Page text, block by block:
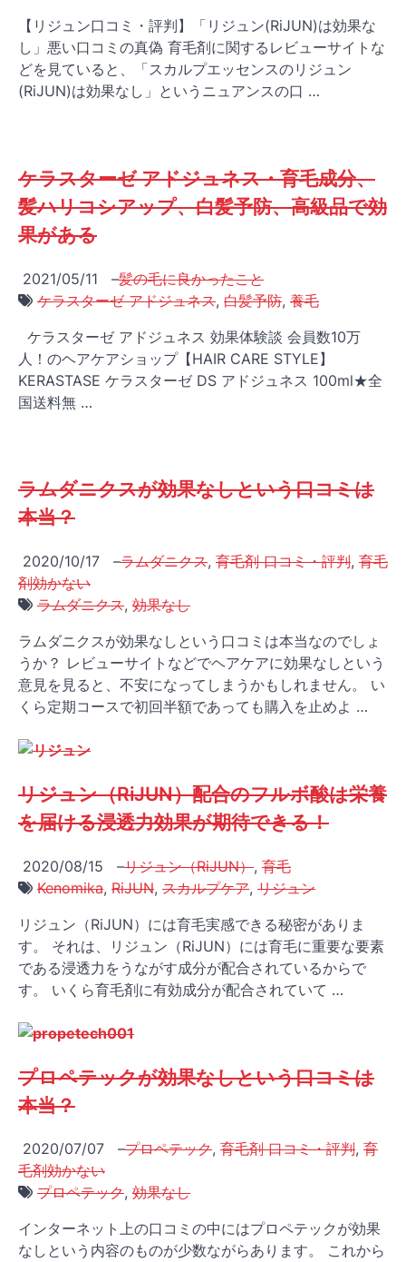
【リジュン口コミ・評判】「リジュン(RiJUN)は効果な
し」悪い口コミの真偽 育毛剤に関するレビューサイトな
どを見ていると、「スカルプエッセンスのリジュン
(RiJUN)は効果なし」というニュアンスの口 …
ケラスターゼ アドジュネス・育毛成分、
髪ハリコシアップ、白髪予防、高級品で効
果がある
2021/05/11 –髪の毛に良かったこと
ケラスターゼ アドジュネス, 白髪予防, 養毛
ケラスターゼ アドジュネス 効果体験談 会員数10万
人！のヘアケアショップ【HAIR CARE STYLE】
KERASTASE ケラスターゼ DS アドジュネス 100ml★全
国送料無 …
ラムダニクスが効果なしという口コミは
本当？
2020/10/17 –ラムダニクス, 育毛剤 口コミ・評判, 育毛
剤効かない
ラムダニクス, 効果なし
ラムダニクスが効果なしという口コミは本当なのでしょ
うか？ レビューサイトなどでヘアケアに効果なしという
意見を見ると、不安になってしまうかもしれません。 い
くら定期コースで初回半額であっても購入を止めよ …
リジュン（RiJUN）配合のフルボ酸は栄養
を届ける浸透力効果が期待できる！
2020/08/15 –リジュン（RiJUN）, 育毛
Kenomika, RiJUN, スカルプケア, リジュン
リジュン（RiJUN）には育毛実感できる秘密がありま
す。 それは、リジュン（RiJUN）には育毛に重要な要素
である浸透力をうながす成分が配合されているからで
す。 いくら育毛剤に有効成分が配合されていて …
プロペテックが効果なしという口コミは
本当？
2020/07/07 –プロペテック, 育毛剤 口コミ・評判, 育
毛剤効かない
プロペテック, 効果なし
インターネット上の口コミの中にはプロペテックが効果
なしという内容のものが少数ながらあります。 これから